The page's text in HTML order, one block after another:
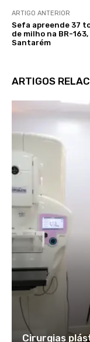
ARTIGO ANTERIOR
Sefa apreende 37
de milho na BR-163,
Santarém
ARTIGOS
Cirurgias